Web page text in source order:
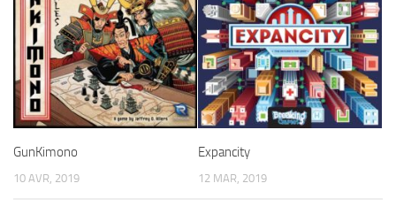
GunKimono
10 AVR, 2019
Expancity
12 MAR, 2019